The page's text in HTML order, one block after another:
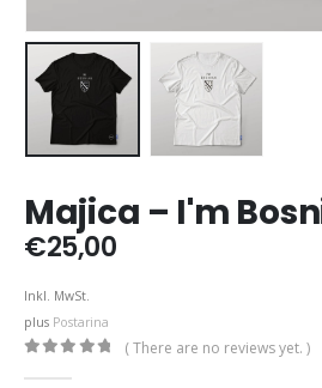
Majica – I'm
€25,00
Inkl. MwSt.
plus Postarina
( There are no reviews yet. )